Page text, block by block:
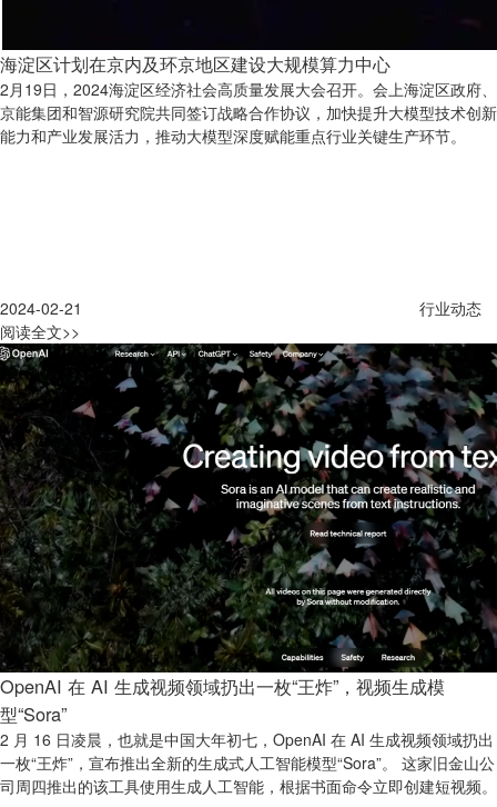
海淀区计划在京内及环京地区建设大规模算力中心
2月19日，2024海淀区经济社会高质量发展大会召开。会上海淀区政府、
京能集团和智源研究院共同签订战略合作协议，加快提升大模型技术创新
能力和产业发展活力，推动大模型深度赋能重点行业关键生产环节。
2024-02-21
行业动态
阅读全文>>
OpenAI 在 AI 生成视频领域扔出一枚“王炸”，视频生成模
型“Sora”
2 月 16 日凌晨，也就是中国大年初七，OpenAI 在 AI 生成视频领域扔出
一枚“王炸”，宣布推出全新的生成式人工智能模型“Sora”。 这家旧金山公
司周四推出的该工具使用生成人工智能，根据书面命令立即创建短视频。